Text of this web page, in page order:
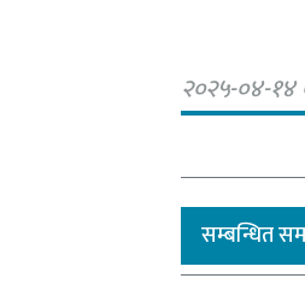
२०२५-०४-१४
सम्बन्धित